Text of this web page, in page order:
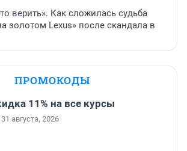
верить». Как сложилась судьба
золотом Lexus» после скандала в
ПРОМОКОДЫ
11% на все курсы
августа, 2026